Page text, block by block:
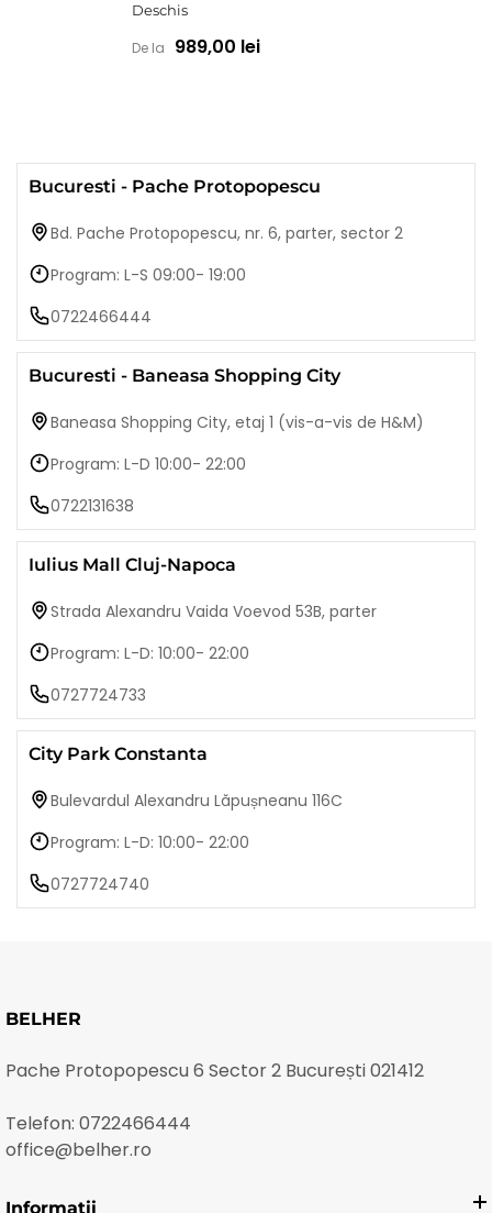
Deschis
De la 989,00 lei
Bucuresti - Pache Protopopescu
Bd. Pache Protopopescu, nr. 6, parter, sector 2
Program: L-S 09:00- 19:00
0722466444
Bucuresti - Baneasa Shopping City
Baneasa Shopping City, etaj 1 (vis-a-vis de H&M)
Program: L-D 10:00- 22:00
0722131638
Iulius Mall Cluj-Napoca
Strada Alexandru Vaida Voevod 53B, parter
Program: L-D: 10:00- 22:00
0727724733
City Park Constanta
Bulevardul Alexandru Lăpușneanu 116C
Program: L-D: 10:00- 22:00
0727724740
BELHER
Pache Protopopescu 6 Sector 2 București 021412
Telefon: 0722466444
office@belher.ro
Informatii